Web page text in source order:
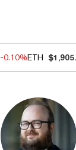
-0.10%ETH